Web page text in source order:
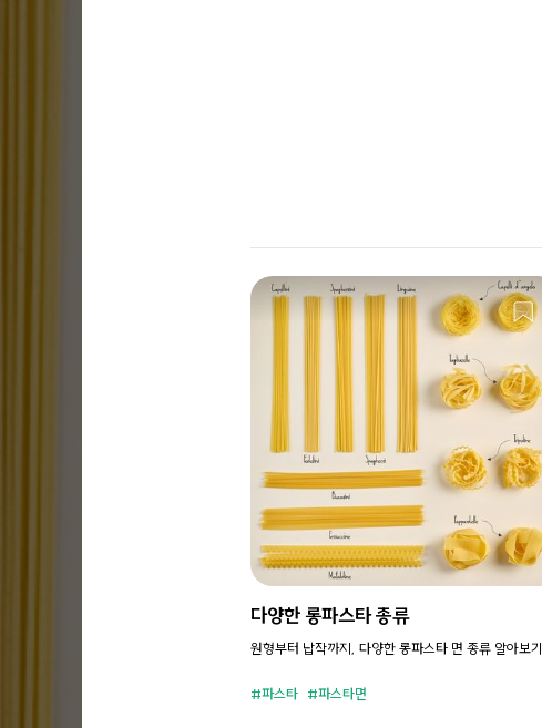
다양한 롱파스타 종류
원형부터 납작까지, 다양한 롱파스타 면 종류 알아보기
파스타 파스타면